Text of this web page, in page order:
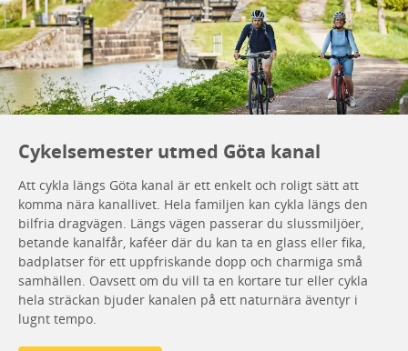
Cykelsemester utmed Göta kanal
Att cykla längs Göta kanal är ett enkelt och roligt sätt att
komma nära kanallivet. Hela familjen kan cykla längs den
bilfria dragvägen. Längs vägen passerar du slussmiljöer,
betande kanalfår, kaféer där du kan ta en glass eller fika,
badplatser för ett uppfriskande dopp och charmiga små
samhällen. Oavsett om du vill ta en kortare tur eller cykla
hela sträckan bjuder kanalen på ett naturnära äventyr i
lugnt tempo.